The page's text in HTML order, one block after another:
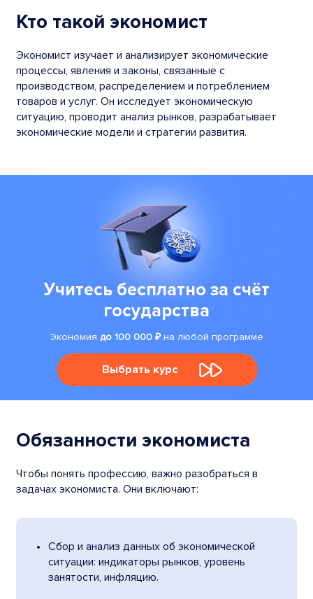
Кто такой экономист
Экономист изучает и анализирует экономические
процессы, явления и законы, связанные с
производством, распределением и потреблением
товаров и услуг. Он исследует экономическую
ситуацию, проводит анализ рынков, разрабатывает
экономические модели и стратегии развития.
Учитесь бесплатно за счёт
государства
Экономия до 100 000 ₽на любой программе
Выбрать курс
Обязанности экономиста
Чтобы понять профессию, важно разобраться в
задачах экономиста. Они включают:
Сбор и анализ данных об экономической
ситуации: индикаторы рынков, уровень
занятости, инфляцию.